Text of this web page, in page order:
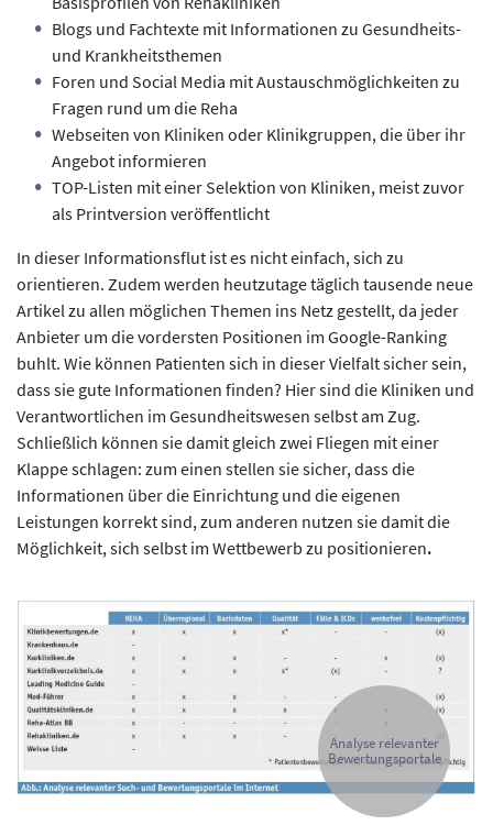
Blogs und Fachtexte mit Informationen zu Gesundheits-
und Krankheitsthemen
Foren und Social Media mit Austauschmöglichkeiten zu
Fragen rund um die Reha
Webseiten von Kliniken oder Klinikgruppen, die über ihr
Angebot informieren
TOP-Listen mit einer Selektion von Kliniken, meist zuvor
als Printversion veröffentlicht
In dieser Informationsflut ist es nicht einfach, sich zu
orientieren. Zudem werden heutzutage täglich tausende neue
Artikel zu allen möglichen Themen ins Netz gestellt, da jeder
Anbieter um die vordersten Positionen im Google-Ranking
buhlt. Wie können Patienten sich in dieser Vielfalt sicher sein,
dass sie gute Informationen finden? Hier sind die Kliniken und
Verantwortlichen im Gesundheitswesen selbst am Zug.
Schließlich können sie damit gleich zwei Fliegen mit einer
Klappe schlagen: zum einen stellen sie sicher, dass die
Informationen über die Einrichtung und die eigenen
Leistungen korrekt sind, zum anderen nutzen sie damit die
Möglichkeit, sich selbst im Wettbewerb zu positionieren.
Analyse relevanter
Bewertungsportale